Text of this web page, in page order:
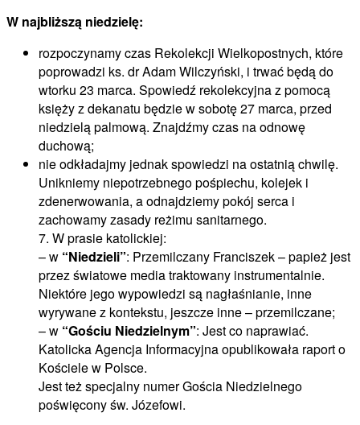
W najbliższą niedzielę:
rozpoczynamy czas Rekolekcji Wielkopostnych, które
poprowadzi ks. dr Adam Wilczyński, i trwać będą do
wtorku 23 marca. Spowiedź rekolekcyjna z pomocą
księży z dekanatu będzie w sobotę 27 marca, przed
niedzielą palmową. Znajdźmy czas na odnowę
duchową;
nie odkładajmy jednak spowiedzi na ostatnią chwilę.
Unikniemy niepotrzebnego pośpiechu, kolejek i
zdenerwowania, a odnajdziemy pokój serca i
zachowamy zasady reżimu sanitarnego.
7. W prasie katolickiej:
– w “Niedzieli”: Przemilczany Franciszek – papież jest
przez światowe media traktowany instrumentalnie.
Niektóre jego wypowiedzi są nagłaśnianie, inne
wyrywane z kontekstu, jeszcze inne – przemilczane;
– w “Gościu Niedzielnym”: Jest co naprawiać.
Katolicka Agencja Informacyjna opublikowała raport o
Kościele w Polsce.
Jest też specjalny numer Gościa Niedzielnego
poświęcony św. Józefowi.